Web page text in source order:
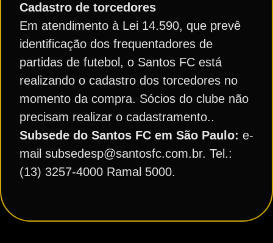
Cadastro de torcedores
Em atendimento à Lei 14.590, que prevê
identificação dos frequentadores de
partidas de futebol, o Santos FC está
realizando o cadastro dos torcedores no
momento da compra. Sócios do clube não
precisam realizar o cadastramento..
Subsede do Santos FC em São Paulo: e-
mail subsedesp@santosfc.com.br. Tel.:
(13) 3257-4000 Ramal 5000.